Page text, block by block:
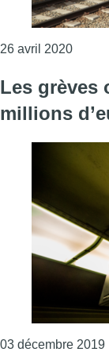
26 avril 2020
Les grèves
millions
03 décembre 2019